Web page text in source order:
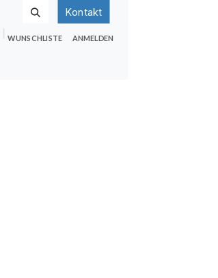
Kontakt
WUNSCHLISTE ANMELDEN